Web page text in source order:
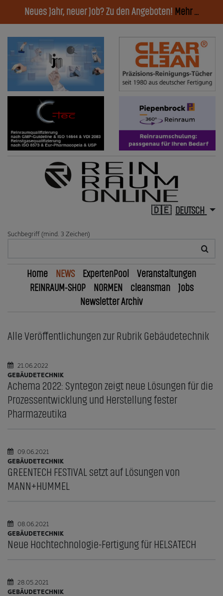
Neues Jahr, neuer Job? Zu den Angeboten! Mehr ...
DEUTSCH
Suchbegriff (mind. 3 Zeichen)
Home NEWS ExpertenPool
Veranstaltungen
REINRAUM-SHOP
NORMEN cleansman
Jobs
Newsletter Archiv
Alle Veröffentlichungen zur Rubrik Gebäudetechnik
21.06.2022
GEBÄUDETECHNIK
Achema 2022: Syntegon zeigt neue Lösungen für die
Prozessentwicklung und Herstellung fester
Pharmazeutika
09.06.2021
GEBÄUDETECHNIK
GREENTECH FESTIVAL setzt auf Lösungen von
MANN+HUMMEL
08.06.2021
GEBÄUDETECHNIK
Neue Hochtechnologie-Fertigung für HELSATECH
28.05.2021
GEBÄUDETECHNIK